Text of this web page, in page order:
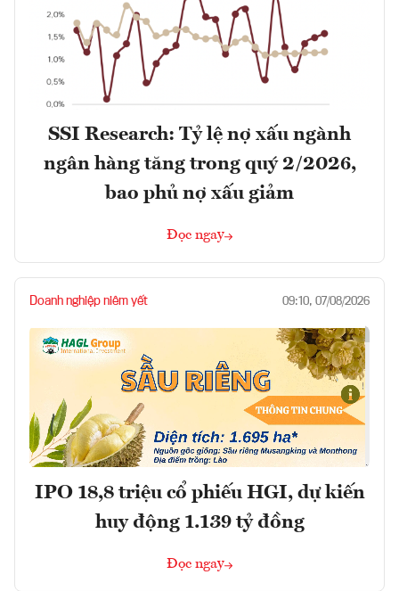
SSI Research: Tỷ lệ nợ xấu ngành
ngân hàng tăng trong quý 2/2026,
bao phủ nợ xấu giảm
Đọc ngay
Doanh nghiệp niêm yết 09:10, 07/08/2026
IPO 18,8 triệu cổ phiếu HGI, dự kiến
huy động 1.139 tỷ đồng
Đọc ngay